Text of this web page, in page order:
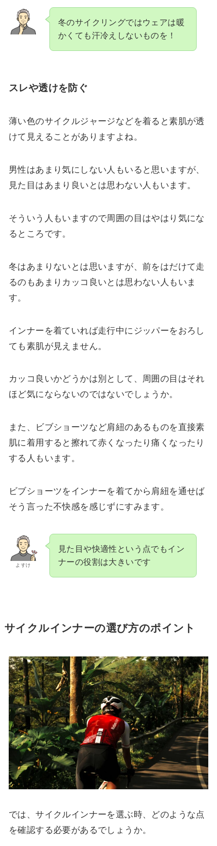
冬のサイクリングではウェアは暖
かくても汗冷えしないものを！
スレや透けを防ぐ
薄い色のサイクルジャージなどを着ると素肌が透
けて見えることがありますよね。
男性はあまり気にしない人もいると思いますが、
見た目はあまり良いとは思わない人もいます。
そういう人もいますので周囲の目はやはり気にな
るところです。
冬はあまりないとは思いますが、前をはだけて走
るのもあまりカッコ良いとは思わない人もいま
す。
インナーを着ていれば走行中にジッパーをおろし
ても素肌が見えません。
カッコ良いかどうかは別として、周囲の目はそれ
ほど気にならないのではないでしょうか。
また、ビブショーツなど肩紐のあるものを直接素
肌に着用すると擦れて赤くなったり痛くなったり
する人もいます。
ビブショーツをインナーを着てから肩紐を通せば
そう言った不快感を感じずにすみます。
よすけ
見た目や快適性という点でもイン
ナーの役割は大きいです
サイクルインナーの選び方のポイント
では、サイクルインナーを選ぶ時、どのような点
を確認する必要があるでしょうか。